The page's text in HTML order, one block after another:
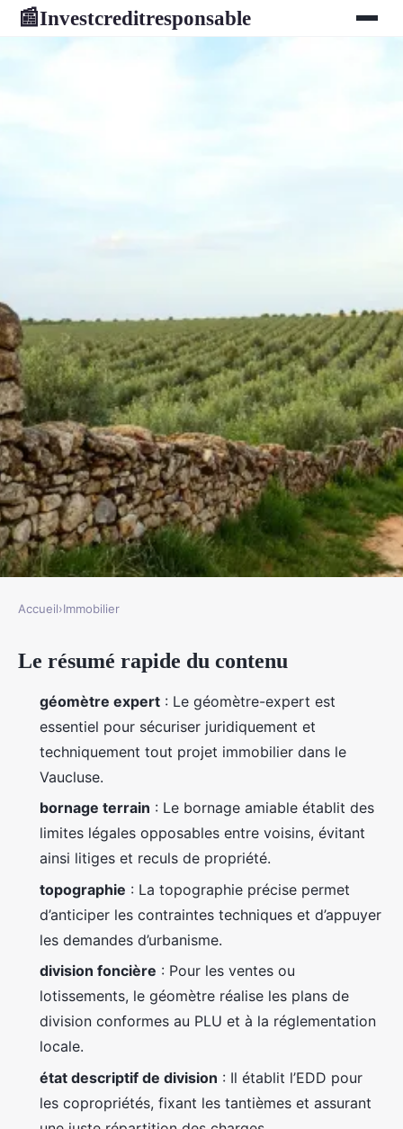
📰Investcreditresponsable
Découvrez les solutions
géomètres essentielles pour vos
projets en Vaucluse
13/03/2026 09:59 9 min de lecture
Accueil›Immobilier
Le résumé rapide du contenu
géomètre expert : Le géomètre-expert est
essentiel pour sécuriser juridiquement et
techniquement tout projet immobilier dans le
Vaucluse.
bornage terrain : Le bornage amiable établit des
limites légales opposables entre voisins, évitant
ainsi litiges et reculs de propriété.
topographie : La topographie précise permet
d’anticiper les contraintes techniques et d’appuyer
les demandes d’urbanisme.
division foncière : Pour les ventes ou
lotissements, le géomètre réalise les plans de
division conformes au PLU et à la réglementation
locale.
état descriptif de division : Il établit l’EDD pour
les copropriétés, fixant les tantièmes et assurant